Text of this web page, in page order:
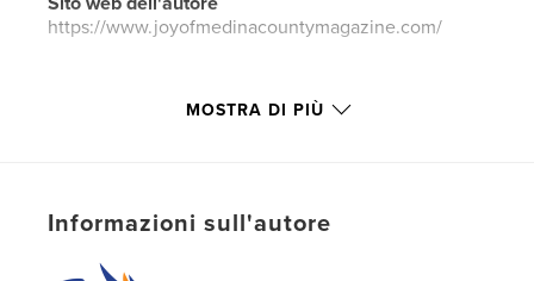
https://www.joyofmedinacountymagazine.com/
Funzionalità e dettagli
Data di pubblicazione:nov 07, 2018
LinguaEnglish
MOSTRA DI PIÙ
Informazioni sull'autore